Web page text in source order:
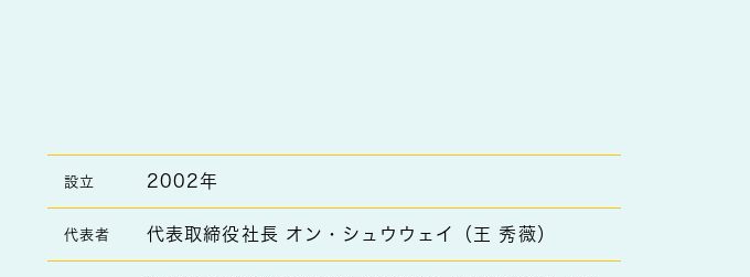
設立 2002年
代表者 代表取締役社長 オン・シュウウェイ（王 秀薇）